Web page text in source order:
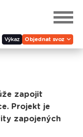
Výkaz Objednat svoz
zapojit
Projekt je
zapojených